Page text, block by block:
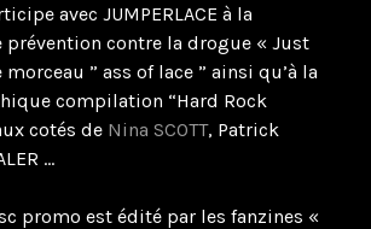
avec JUMPERLACE à la
contre la drogue « Just
morceau ” ass of lace ” ainsi qu’à la
compilation “Hard Rock
cotés de Nina SCOTT, Patrick
…
promo est édité par les fanzines «